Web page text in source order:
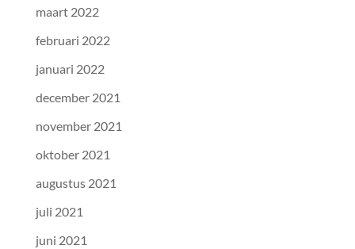
maart 2022
februari 2022
januari 2022
december 2021
november 2021
oktober 2021
augustus 2021
juli 2021
juni 2021